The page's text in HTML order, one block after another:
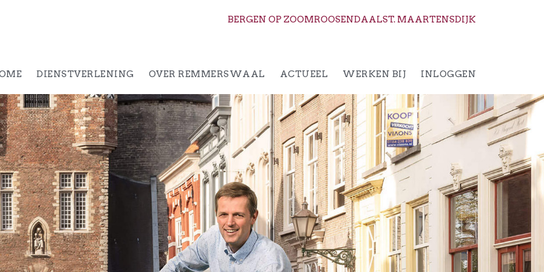
BERGEN OP ZOOMROOSENDAALST. MAARTENSDIJK
DIENSTVERLENING OVER REMMERSWAAL ACTUEEL WERKEN BIJ INLOGGEN